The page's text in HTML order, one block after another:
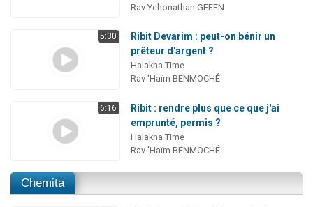
Rav Yehonathan GEFEN
5:30
Ribit Devarim : peut-on bénir un
prêteur d'argent ?
Halakha Time
Rav 'Haïm BENMOCHÉ
6:16
Ribit : rendre plus que ce que j'ai
emprunté, permis ?
Halakha Time
Rav 'Haïm BENMOCHÉ
Chemita